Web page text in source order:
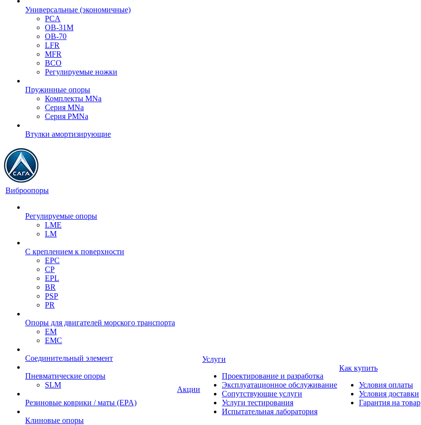
Универсальные (экономичные)
PCA
ОВ-31М
OB-70
LFR
MFR
ВСО
Регулируемые ножки
Пружинные опоры
Комплекты MNa
Серия MNa
Серия PMNa
Втулки амортизирующие
Виброопоры
Регулируемые опоры
LME
LM
С креплением к поверхности
EPC
CP
EPL
BR
PSP
PR
Опоры для двигателей морского транспорта
EM
EMC
Cоединительный элемент
Пневматические опоры
SLM
Резиновые коврики / маты (EPA)
Клиновые опоры
Акции
Услуги
Проектирование и разработка
Эксплуатационное обслуживание
Сопутствующие услуги
Услуги тестирования
Испытательная лаборатория
Как купить
Условия оплаты
Условия доставки
Гарантия на товар